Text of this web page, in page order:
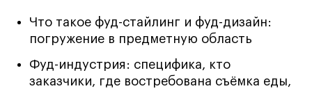
Участие в выставках
Летние стажировки
Проекты студентов
Что такое фуд-стайлинг и фуд-дизайн:
погружение в предметную область
Фуд-индустрия: специфика, кто
заказчики, где востребована съёмка еды,